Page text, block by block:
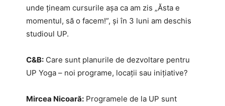
unde țineam cursurile așa ca am zis „Ăsta e
momentul, să o facem!”, și în 3 luni am deschis
studioul UP.
C&B: Care sunt planurile de dezvoltare pentru
UP Yoga – noi programe, locații sau inițiative?
Mircea Nicoară: Programele de la UP sunt